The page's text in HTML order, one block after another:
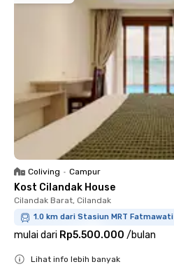
Coliving • Campur
Kost Cilandak House
Cilandak Barat, Cilandak
1.0 km dari Stasiun MRT Fatmawati
mulai dari Rp5.500.000 /bulan
Lihat info lebih banyak